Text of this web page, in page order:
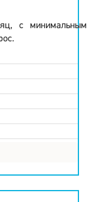
с минимальным